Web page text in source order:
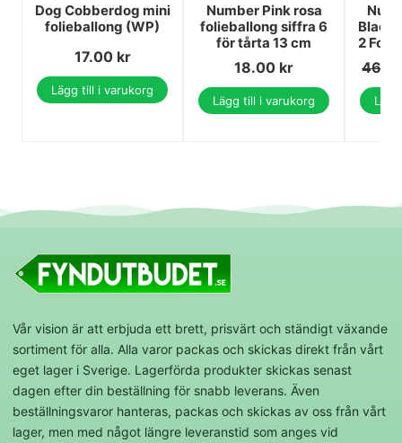
Dog Cobberdog mini
folieballong (WP)
17.00 kr
Lägg till i varukorg
Number Pink rosa
folieballong siffra 6
för tårta 13 cm
18.00 kr
Lägg till i varukorg
Black
2
Vår vision är att erbjuda ett brett, prisvärt och ständigt växande
sortiment för alla. Alla varor packas och skickas direkt från vårt
eget lager i Sverige. Lagerförda produkter skickas senast
dagen efter din beställning för snabb leverans. Även
beställningsvaror hanteras, packas och skickas av oss från vårt
lager, men med något längre leveranstid som anges vid